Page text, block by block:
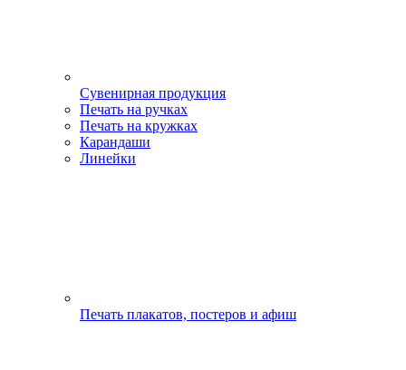
Сувенирная продукция
Печать на ручках
Печать на кружках
Карандаши
Линейки
Печать плакатов, постеров и афиш